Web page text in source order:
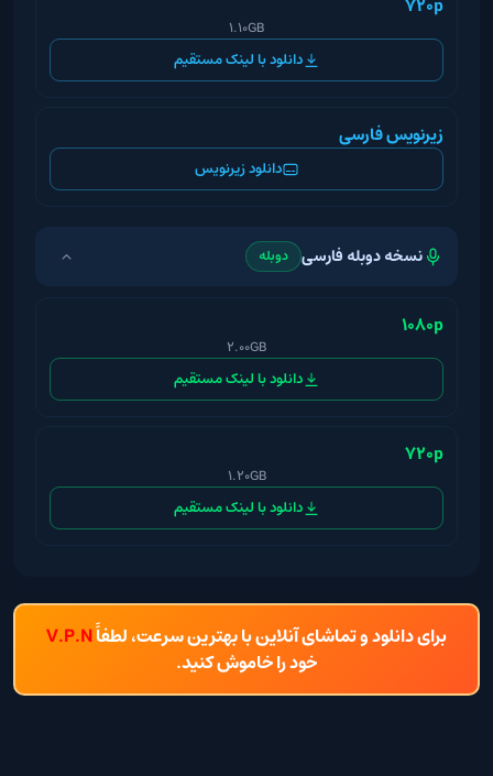
720p
1.10GB
دانلود با لینک مستقیم
زیرنویس فارسی
دانلود زیرنویس
نسخه دوبله فارسی دوبله
1080p
2.00GB
دانلود با لینک مستقیم
720p
1.20GB
دانلود با لینک مستقیم
برای دانلود و تماشای آنلاین با بهترین سرعت، لطفاًV.P.N
خود را خاموش کنید.